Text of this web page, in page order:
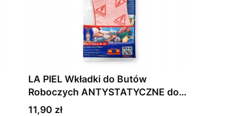
LA PIEL Wkładki do Butów
Roboczych ANTYSTATYCZNE do
wyciniania (36 – 46)
Cena
11,90 zł